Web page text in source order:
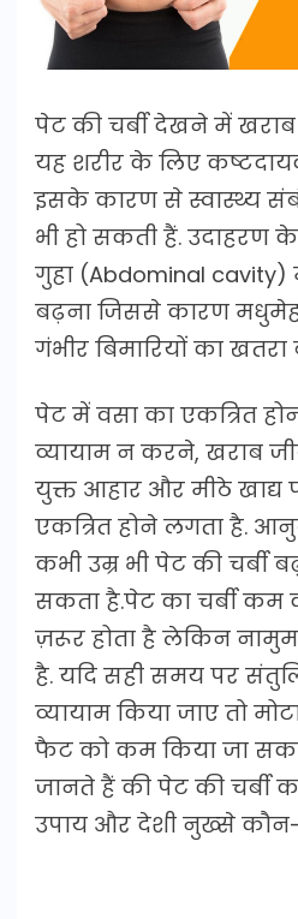
पेट की चर्बी देखने में
यह शरीर के लिए
इसके कारण से स्वास्थ्य
भी हो सकती हैं.
गुहा (Abdominal
बढ़ना जिससे कारण
गंभीर बिमारियों का खतरा
पेट में वसा का एकत्रित
व्यायाम न करने, खराब
युक्त आहार और मीठे खाद्य
एकत्रित होने लगता है.
कभी उम्र भी पेट की चर्बी
सकता है.पेट का चर्बी कम
ज़रूर होता है लेकिन
है. यदि सही समय पर
व्यायाम किया जाए तो
फैट को कम किया जा
जानते हैं की पेट की
उपाय और देशी नुख्से